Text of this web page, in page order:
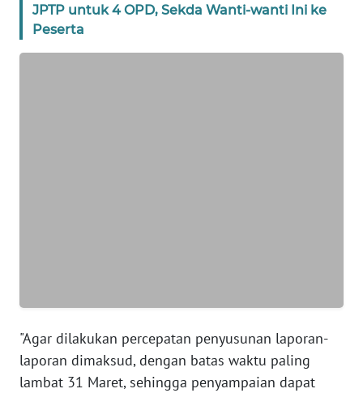
JPTP untuk 4 OPD, Sekda Wanti-wanti Ini ke
Peserta
"Agar dilakukan percepatan penyusunan laporan-
laporan dimaksud, dengan batas waktu paling
lambat 31 Maret, sehingga penyampaian dapat
SUMUT
WN
KEPRI
PAPUA